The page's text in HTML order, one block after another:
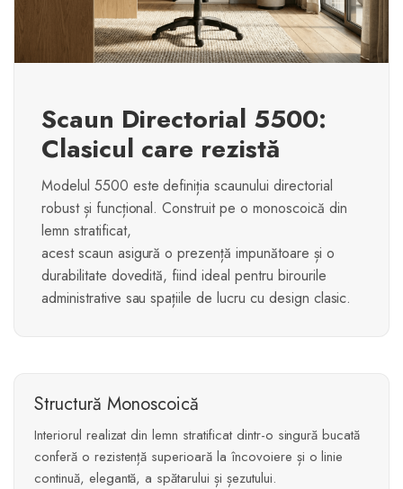
Scaun Directorial 5500:
Clasicul care rezistă
Modelul 5500 este definiția scaunului directorial
robust și funcțional. Construit pe o monoscoică din
lemn stratificat,
acest scaun asigură o prezență impunătoare și o
durabilitate dovedită, fiind ideal pentru birourile
administrative sau spațiile de lucru cu design clasic.
Structură Monoscoică
Interiorul realizat din lemn stratificat dintr-o singură bucată
conferă o rezistență superioară la încovoiere și o linie
continuă, elegantă, a spătarului și șezutului.